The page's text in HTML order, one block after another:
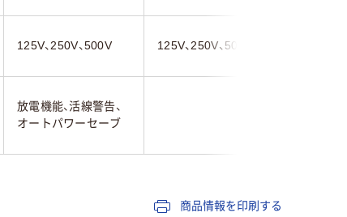
125V、250V、500V 125V、250V、500V
放電機能、活線警告、
オートパワーセーブ
商品情報を印刷する